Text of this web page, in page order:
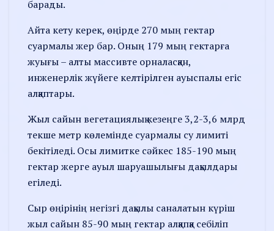
барады.
​Айта кету керек, өңірде 270 мың гектар
суармалы жер бар. Оның 179 мың гектарға
жуығы – алты массивте орналасқан,
инженерлік жүйеге келтірілген ауыспалы егіс
алқаптары.
Жыл сайын вегетациялық кезеңге 3,2-3,6 млрд
текше метр көлемінде суармалы су лимиті
бекітіледі. Осы лимитке сәйкес 185-190 мың
гектар жерге ауыл шаруашылығы дақылдары
егіледі.
Сыр өңірінің негізгі дақылы саналатын күріш
жыл сайын 85-90 мың гектар алқапқа себіліп